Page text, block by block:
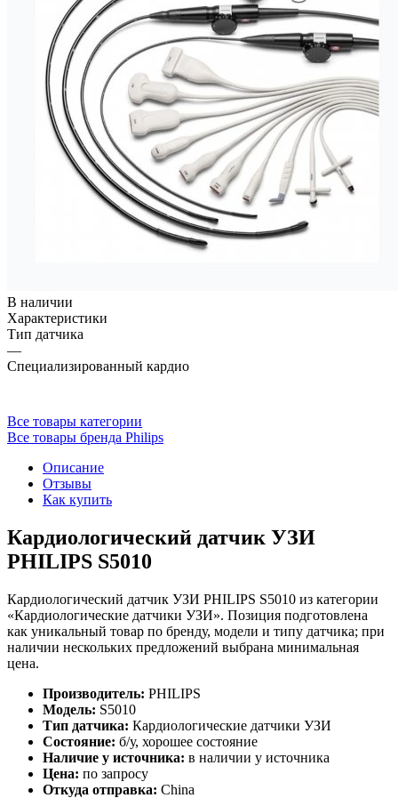
В наличии
Характеристики
Тип датчика
—
Специализированный кардио
Все товары категории
Все товары бренда Philips
Описание
Отзывы
Как купить
Кардиологический датчик УЗИ
PHILIPS S5010
Кардиологический датчик УЗИ PHILIPS S5010 из категории
«Кардиологические датчики УЗИ». Позиция подготовлена
как уникальный товар по бренду, модели и типу датчика; при
наличии нескольких предложений выбрана минимальная
цена.
Производитель: PHILIPS
Модель: S5010
Тип датчика: Кардиологические датчики УЗИ
Состояние: б/у, хорошее состояние
Наличие у источника: в наличии у источника
Цена: по запросу
Откуда отправка: China